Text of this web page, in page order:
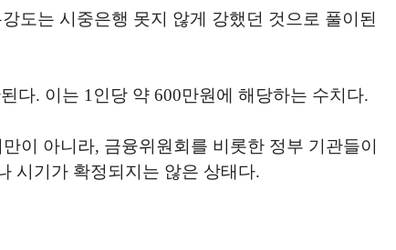
도는 시중은행 못지 않게 강했던 것으로 풀이된
다. 이는 1인당 약 600만원에 해당하는 수치다.
이 아니라, 금융위원회를 비롯한 정부 기관들이
시기가 확정되지는 않은 상태다.